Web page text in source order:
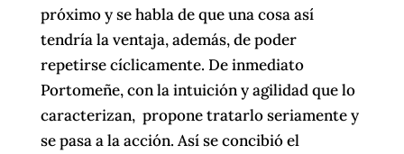
próximo y se habla de que una cosa así
tendría la ventaja, además, de poder
repetirse cíclicamente. De inmediato
Portomeñe, con la intuición y agilidad que lo
caracterizan, propone tratarlo seriamente y
se pasa a la acción. Así se concibió el